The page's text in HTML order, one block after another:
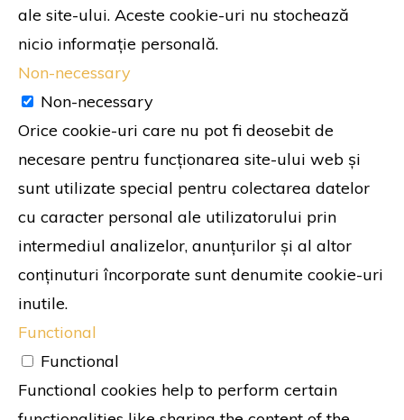
ale site-ului. Aceste cookie-uri nu stochează
nicio informație personală.
Non-necessary
Non-necessary
Orice cookie-uri care nu pot fi deosebit de
necesare pentru funcționarea site-ului web și
sunt utilizate special pentru colectarea datelor
cu caracter personal ale utilizatorului prin
intermediul analizelor, anunțurilor și al altor
conținuturi încorporate sunt denumite cookie-uri
inutile.
Functional
Functional
Functional cookies help to perform certain